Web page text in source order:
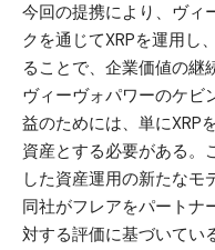
今回の提携により、ヴィ
クを通じてXRPを運用し
ることで、企業価値の継
ヴィーヴォパワーのケビ
益のためには、単にXRP
資産とする必要がある。
した資産運用の新たなモ
同社がフレアをパートナ
対する評価に基づいてい